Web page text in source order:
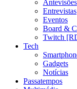
Antevisões
Entrevistas
Eventos
Board &
Twitch
Tech
Gadgets
Notícias
Passatempos